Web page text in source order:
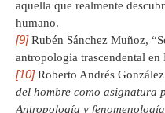
aquella que realmente
humano.
[9]Rubén Sánchez Muñoz,
antropología trascendental en
[10]Roberto Andrés
del hombre como asignatura
Antropología y